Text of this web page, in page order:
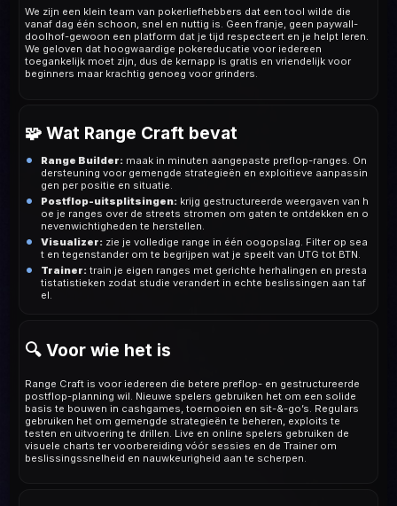
We zijn een klein team van pokerliefhebbers dat een tool wilde die
vanaf dag één schoon, snel en nuttig is. Geen franje, geen paywall-
doolhof-gewoon een platform dat je tijd respecteert en je helpt leren.
We geloven dat hoogwaardige pokereducatie voor iedereen
toegankelijk moet zijn, dus de kernapp is gratis en vriendelijk voor
beginners maar krachtig genoeg voor grinders.
🧩 Wat Range Craft bevat
Range Builder:maak in minuten aangepaste preflop-ranges. On
dersteuning voor gemengde strategieën en exploitieve aanpassin
gen per positie en situatie.
Postflop-uitsplitsingen:krijg gestructureerde weergaven van h
oe je ranges over de streets stromen om gaten te ontdekken en o
nevenwichtigheden te herstellen.
Visualizer:zie je volledige range in één oogopslag. Filter op sea
t en tegenstander om te begrijpen wat je speelt van UTG tot BTN.
Trainer:train je eigen ranges met gerichte herhalingen en presta
tistatistieken zodat studie verandert in echte beslissingen aan taf
el.
🔍 Voor wie het is
Range Craft is voor iedereen die betere preflop- en gestructureerde
postflop-planning wil. Nieuwe spelers gebruiken het om een solide
basis te bouwen in cashgames, toernooien en sit-&-go’s. Regulars
gebruiken het om gemengde strategieën te beheren, exploits te
testen en uitvoering te drillen. Live en online spelers gebruiken de
visuele charts ter voorbereiding vóór sessies en de Trainer om
beslissingssnelheid en nauwkeurigheid aan te scherpen.